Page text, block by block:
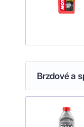
Brzdové a